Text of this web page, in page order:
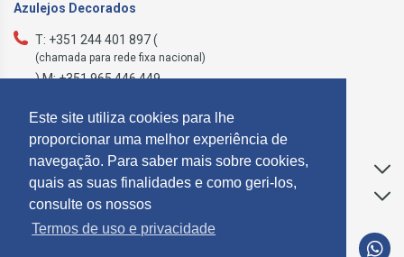
Este site utiliza cookies para lhe
proporcionar uma melhor experiência de
navegação. Para saber mais sobre cookies,
quais as suas finalidades e como geri-los,
consulte os nossos
Termos de uso e privacidade
Azulejos Decorados
T: +351 244 401 897 (
(chamada para rede fixa nacional)
) M: +351 965 446 449
Apoio ao Cliente
Informações
SUBCREVER NEWSLETTER